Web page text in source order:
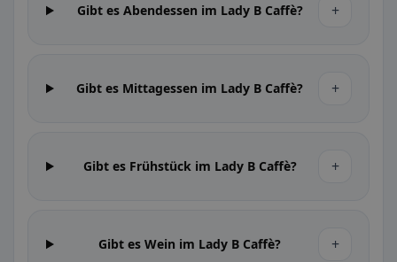
Gibt es Abendessen im Lady B Caffè? +
Gibt es Mittagessen im Lady B Caffè? +
Gibt es Frühstück im Lady B Caffè? +
Gibt es Wein im Lady B Caffè? +